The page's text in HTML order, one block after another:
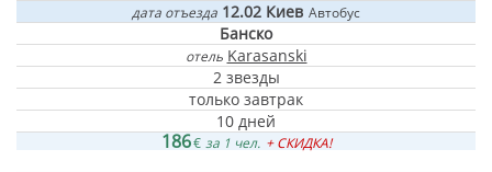
дата отъезда 12.02 Киев Автобус
Банско
отель Karasanski
2 звезды
только завтрак
10 дней
186€ за 1 чел. + СКИДКА!